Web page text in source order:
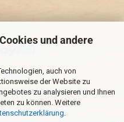
und andere
auch von
der Website zu
zu analysieren und Ihnen
zu können. Weitere
kann die